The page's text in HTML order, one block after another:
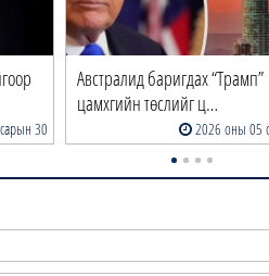
30
Австралид баригдах “Трамп”
цамхгийн төслийг ц…
2026 оны 05